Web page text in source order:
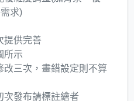
求)
提供完善
所示
改三次，畫錯設定則不算
次發布請標註繪者